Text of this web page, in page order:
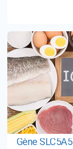
Gène SLC5A5